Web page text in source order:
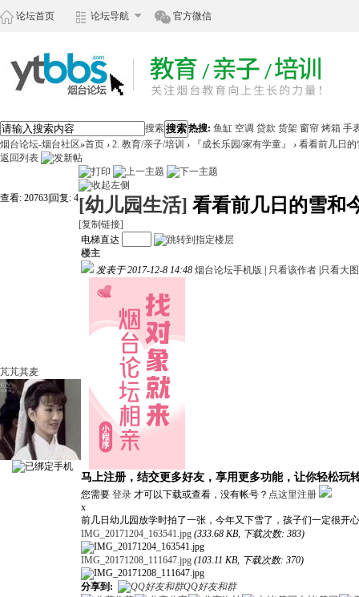
论坛首页 论坛导航 官方微信
搜索搜索热搜: 鱼缸 空调 贷款 货架 窗帘 烤箱 手
烟台论坛-烟台社区»首页 › 2. 教育/亲子/培训 › 『成长乐园/家有学童』 › 看看前几日
返回列表
查看: 20763 回复: 4[幼儿园生活] 看看前几日的雪和
[复制链接]
芃芃其麦
电梯直达
楼主
发表于 2017-12-8 14:48 烟台论坛手机版 只看该作者 只看大图
马上注册，结交更多好友，享用更多功能，让你轻松玩
您需要 登录 才可以下载或查看，没有帐号？ 点这里注册
x
前几日幼儿园放学时拍了一张，今年又下雪了，孩子们一定很开
IMG_20171204_163541.jpg (333.68 KB, 下载次数: 383)
IMG_20171208_111647.jpg (103.11 KB, 下载次数: 370)
分享到:
QQ好友和群